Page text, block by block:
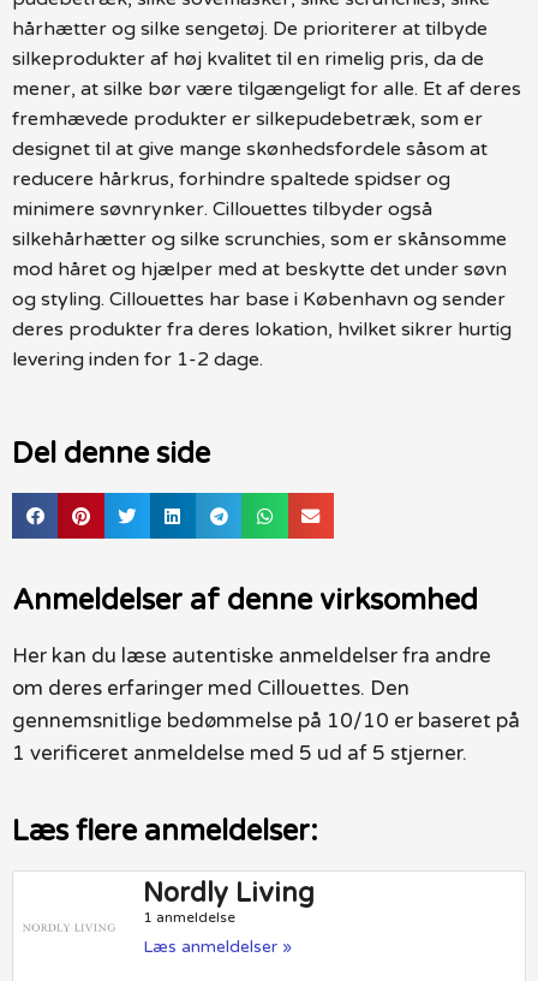
hårhætter og silke sengetøj. De prioriterer at tilbyde
silkeprodukter af høj kvalitet til en rimelig pris, da de
mener, at silke bør være tilgængeligt for alle. Et af deres
fremhævede produkter er silkepudebetræk, som er
designet til at give mange skønhedsfordele såsom at
reducere hårkrus, forhindre spaltede spidser og
minimere søvnrynker. Cillouettes tilbyder også
silkehårhætter og silke scrunchies, som er skånsomme
mod håret og hjælper med at beskytte det under søvn
og styling. Cillouettes har base i København og sender
deres produkter fra deres lokation, hvilket sikrer hurtig
levering inden for 1-2 dage.
Del denne side
Anmeldelser af denne virksomhed
Her kan du læse autentiske anmeldelser fra andre
om deres erfaringer med Cillouettes. Den
gennemsnitlige bedømmelse på 10/10 er baseret på
1 verificeret anmeldelse med 5 ud af 5 stjerner.
Læs flere anmeldelser:
Nordly Living
1 anmeldelse
Læs anmeldelser »